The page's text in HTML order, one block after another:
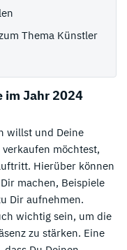
Thema Künstler
im Jahr 2024
willst und Deine
möchtest,
Hierüber können
machen, Beispiele
Dir aufnehmen.
wichtig sein, um die
zu stärken. Eine